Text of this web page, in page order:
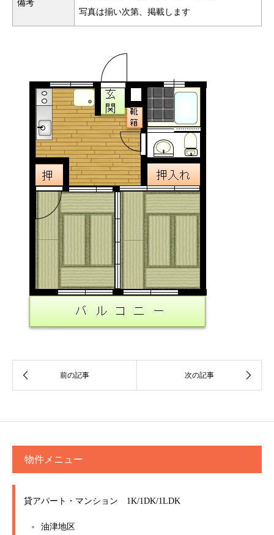
備考
写真は揃い次第、掲載します
物件メニュー
貸アパート・マンション 1K/1DK/1LDK
油津地区